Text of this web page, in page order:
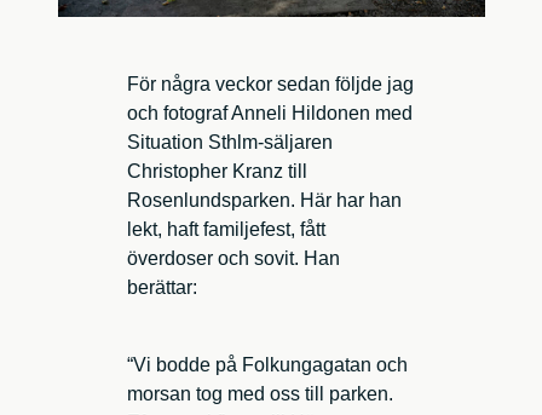
För några veckor sedan följde jag
och fotograf Anneli Hildonen med
Situation Sthlm-säljaren
Christopher Kranz till
Rosenlundsparken. Här har han
lekt, haft familjefest, fått
överdoser och sovit. Han
berättar:
“Vi bodde på Folkungagatan och
morsan tog med oss till parken.